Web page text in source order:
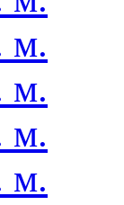
м.
м.
м.
м.